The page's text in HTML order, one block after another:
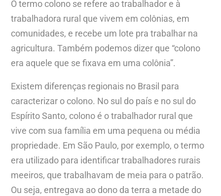
O termo colono se refere ao trabalhador e à
trabalhadora rural que vivem em colônias, em
comunidades, e recebe um lote pra trabalhar na
agricultura. Também podemos dizer que “colono
era aquele que se fixava em uma colônia”.
Existem diferenças regionais no Brasil para
caracterizar o colono. No sul do país e no sul do
Espírito Santo, colono é o trabalhador rural que
vive com sua família em uma pequena ou média
propriedade. Em São Paulo, por exemplo, o termo
era utilizado para identificar trabalhadores rurais
meeiros, que trabalhavam de meia para o patrão.
Ou seja, entregava ao dono da terra a metade do